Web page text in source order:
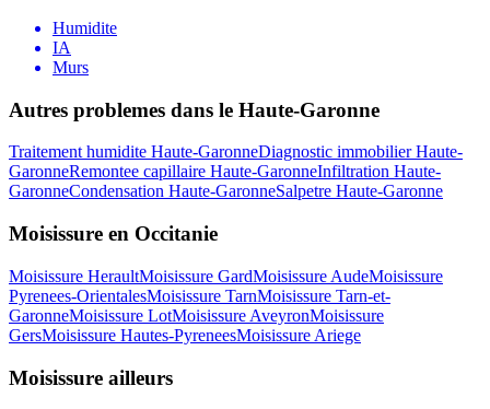
Humidite
IA
Murs
Autres problemes dans le Haute-Garonne
Traitement humidite Haute-GaronneDiagnostic immobilier Haute-
GaronneRemontee capillaire Haute-GaronneInfiltration Haute-
GaronneCondensation Haute-GaronneSalpetre Haute-Garonne
Moisissure en Occitanie
Moisissure HeraultMoisissure GardMoisissure AudeMoisissure
Pyrenees-OrientalesMoisissure TarnMoisissure Tarn-et-
GaronneMoisissure LotMoisissure AveyronMoisissure
GersMoisissure Hautes-PyreneesMoisissure Ariege
Moisissure ailleurs